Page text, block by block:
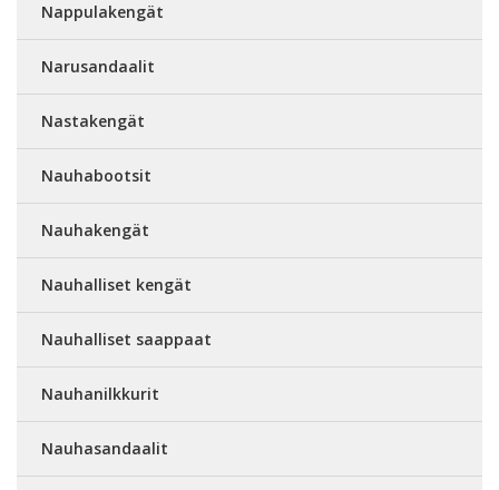
Nappulakengät
Narusandaalit
Nastakengät
Nauhabootsit
Nauhakengät
Nauhalliset kengät
Nauhalliset saappaat
Nauhanilkkurit
Nauhasandaalit